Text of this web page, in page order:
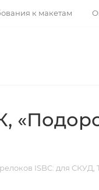
к макетам
ISBC: для